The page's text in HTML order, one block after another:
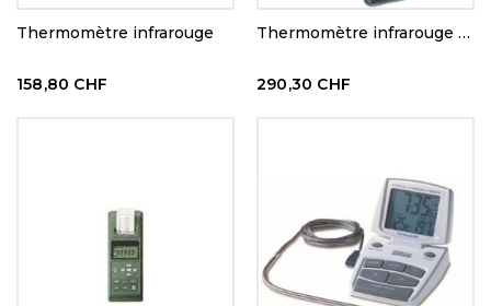
Thermomètre infrarouge
158,80 CHF
Thermomètre infrarouge de précision
290,30 CHF